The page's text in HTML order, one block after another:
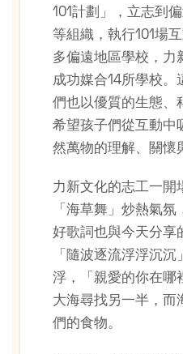
101計劃」，立志到
等組織，執行101場
多偏遠地區學校，力
成功媒合14所學校。
們也以優質的生態、
希望孩子們從互動中
然萬物的理解、關懷
力新文化的志工一開
「海草舞」炒熱氣
好歌詞也與今天分享
「隨波逐流浮浮沉
浮，「親愛的你在哪
大海尋找另一半，而
們的食物。